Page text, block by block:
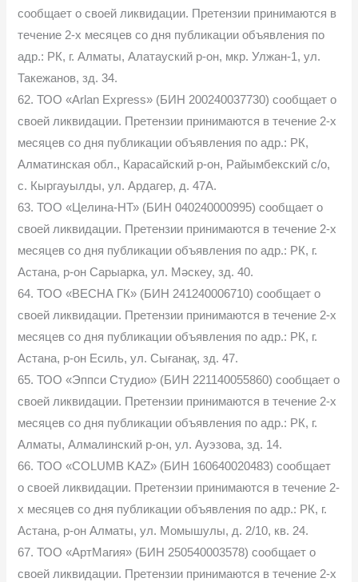
сообщает о своей ликвидации. Претензии принимаются в
течение 2-х месяцев со дня публикации объявления по
адр.: РК, г. Алматы, Алатауский р-он, мкр. Улжан-1, ул.
Такежанов, зд. 34.
62. ТОО «Arlan Express» (БИН 200240037730) сообщает о
своей ликвидации. Претензии принимаются в течение 2-х
месяцев со дня публикации объявления по адр.: РК,
Алматинская обл., Карасайский р-он, Райымбекский с/о,
с. Кыргауылды, ул. Ардагер, д. 47А.
63. ТОО «Целина-НТ» (БИН 040240000995) сообщает о
своей ликвидации. Претензии принимаются в течение 2-х
месяцев со дня публикации объявления по адр.: РК, г.
Астана, р-он Сарыарка, ул. Мәскеу, зд. 40.
64. ТОО «ВЕСНА ГК» (БИН 241240006710) сообщает о
своей ликвидации. Претензии принимаются в течение 2-х
месяцев со дня публикации объявления по адр.: РК, г.
Астана, р-он Есиль, ул. Сығанақ, зд. 47.
65. ТОО «Эппси Студио» (БИН 221140055860) сообщает о
своей ликвидации. Претензии принимаются в течение 2-х
месяцев со дня публикации объявления по адр.: РК, г.
Алматы, Алмалинский р-он, ул. Ауэзова, зд. 14.
66. ТОО «COLUMB KAZ» (БИН 160640020483) сообщает
о своей ликвидации. Претензии принимаются в течение 2-
х месяцев со дня публикации объявления по адр.: РК, г.
Астана, р-он Алматы, ул. Момышулы, д. 2/10, кв. 24.
67. ТОО «АртМагия» (БИН 250540003578) сообщает о
своей ликвидации. Претензии принимаются в течение 2-х